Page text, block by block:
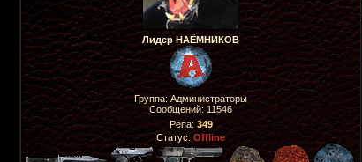
Лидер НАЁМНИКОВ
Группа: Администраторы
Сообщений: 11546
Репа: 349
Статус: Offline